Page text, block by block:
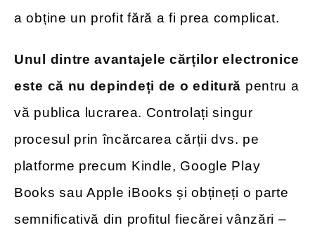
a obține un profit fără a fi prea complicat.
Unul dintre avantajele cărților electronice
este că nu depindeți de o editură pentru a
vă publica lucrarea. Controlați singur
procesul prin încărcarea cărții dvs. pe
platforme precum Kindle, Google Play
Books sau Apple iBooks și obțineți o parte
semnificativă din profitul fiecărei vânzări –